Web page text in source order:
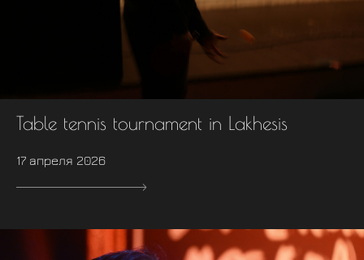
Table tennis tournament in Lakhesis
17 апреля 2026